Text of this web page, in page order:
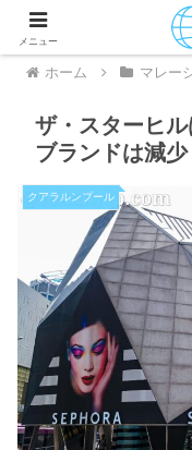
ホーム マレー
ザ・スターヒ
ブランドは減少
クアラルンプール
メニュー